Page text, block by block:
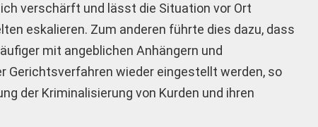
verschärft und lässt die Situation vor Ort
eskalieren. Zum anderen führte dies dazu, dass
mit angeblichen Anhängern und
Gerichtsverfahren wieder eingestellt werden, so
der Kriminalisierung von Kurden und ihren